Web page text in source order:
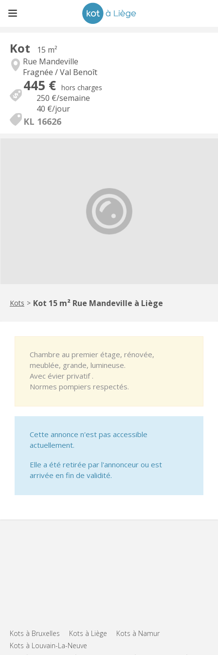
Kot
15 m²
Rue Mandeville
Fragnée / Val Benoît
445 € hors charges
250 €/semaine
40 €/jour
KL 16626
Kots > Kot 15 m² Rue Mandeville à Liège
Chambre au premier étage, rénovée,
meublée, grande, lumineuse.
Avec évier privatif .
Normes pompiers respectés.
Cette annonce n'est pas accessible
actuellement.
Elle a été retirée par l'annonceur ou est
arrivée en fin de validité.
Kots à Bruxelles Kots à Liège
Kots à Namur
Kots à Louvain-La-Neuve